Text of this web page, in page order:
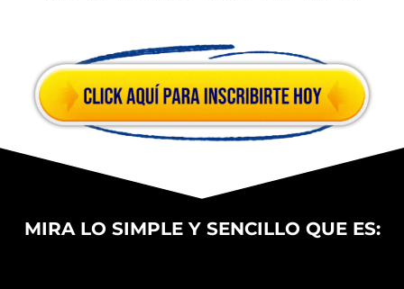
MIRA LO SIMPLE Y SENCILLO QUE ES: